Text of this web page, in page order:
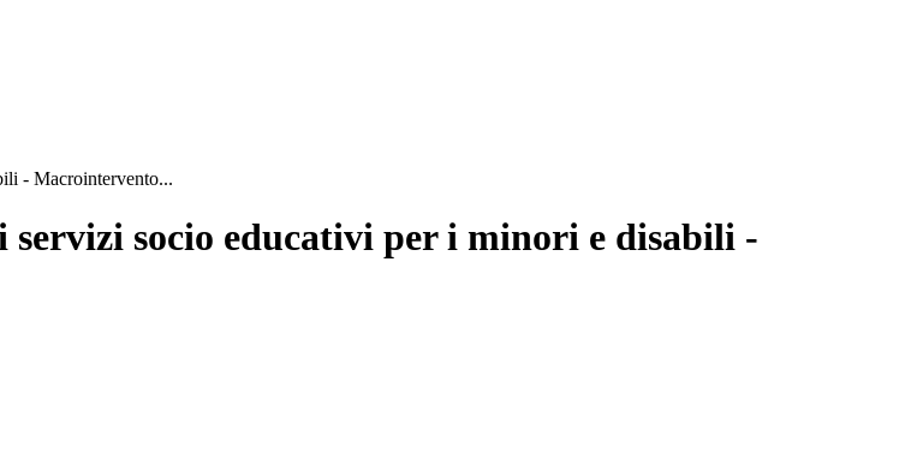
- Macrointervento...
socio educativi per i minori e disabili -